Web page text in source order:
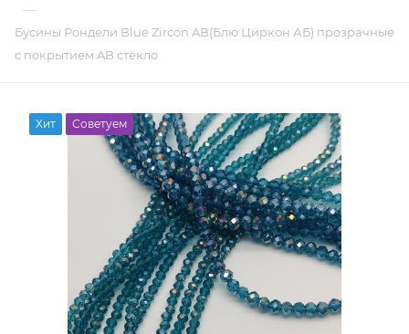
—
Бусины Рондели Blue Zircon AB(Блю Циркон АБ) прозрачные
с покрытием AB стекло
Хит Советуем